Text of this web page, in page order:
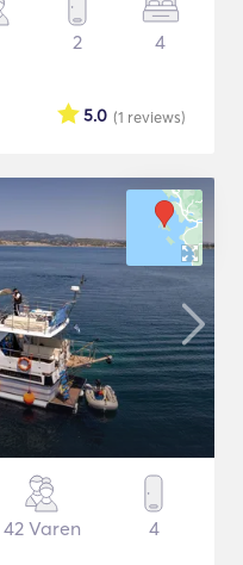
2 4
(1 reviews)
5.0
42 Varen 4